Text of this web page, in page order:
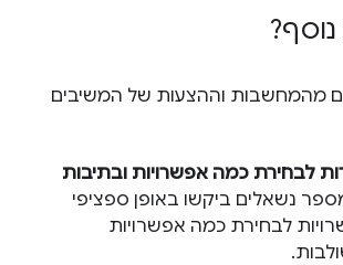
מהמחשבות וההצעות של המשיבים
לבחירת כמה אפשרויות ובתיבות
נשאלים ביקשו באופן ספציפי
לבחירת כמה אפשרויות